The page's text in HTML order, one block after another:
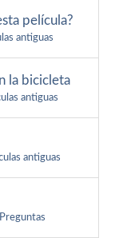
película?
antiguas
la bicicleta
antiguas
antiguas
Preguntas